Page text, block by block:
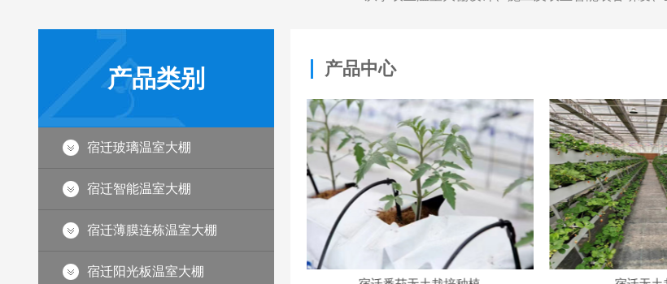
产品类别
宿迁玻璃温室大棚
宿迁智能温室大棚
宿迁薄膜连栋温室大棚
宿迁阳光板温室大棚
产品中心